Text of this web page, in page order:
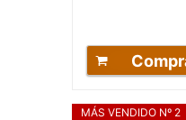
MÁS VENDIDO Nº 2